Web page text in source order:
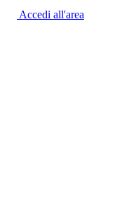
Accedi all'area